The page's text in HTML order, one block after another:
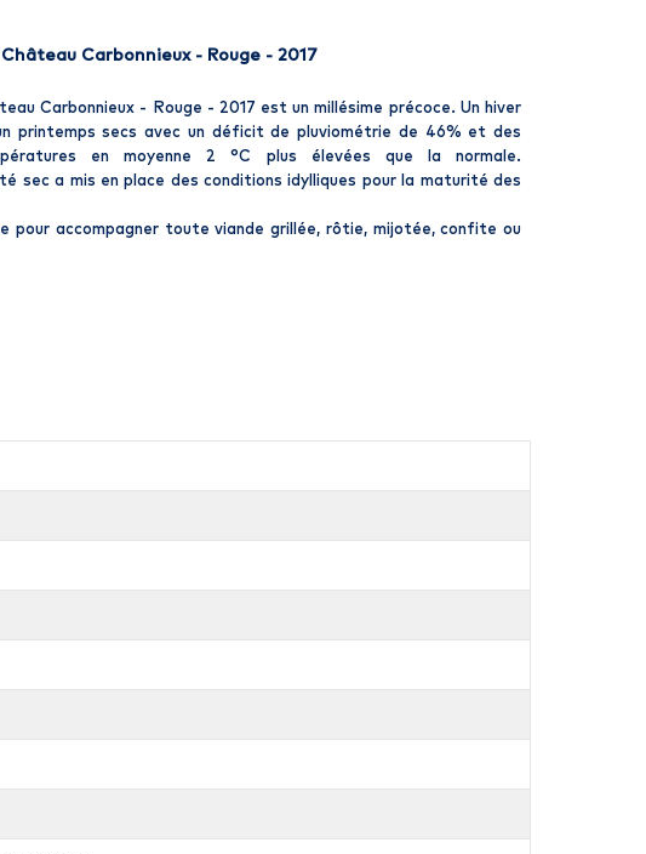
Carbonnieux - Rouge - 2017
Carbonnieux - Rouge - 2017 est un millésime précoce. Un hiver
printemps secs avec un déficit de pluviométrie de 46% et des
en moyenne 2 °C plus élevées que la normale.
sec a mis en place des conditions idylliques pour la maturité des
pour accompagner toute viande grillée, rôtie, mijotée, confite ou